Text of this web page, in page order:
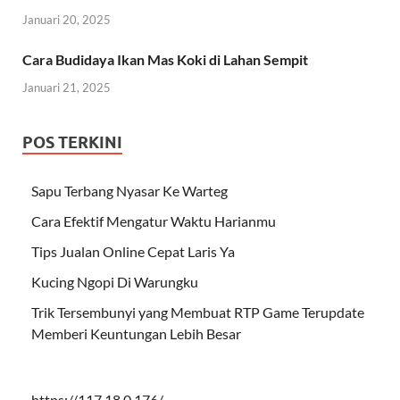
Januari 20, 2025
Cara Budidaya Ikan Mas Koki di Lahan Sempit
Januari 21, 2025
POS TERKINI
Sapu Terbang Nyasar Ke Warteg
Cara Efektif Mengatur Waktu Harianmu
Tips Jualan Online Cepat Laris Ya
Kucing Ngopi Di Warungku
Trik Tersembunyi yang Membuat RTP Game Terupdate
Memberi Keuntungan Lebih Besar